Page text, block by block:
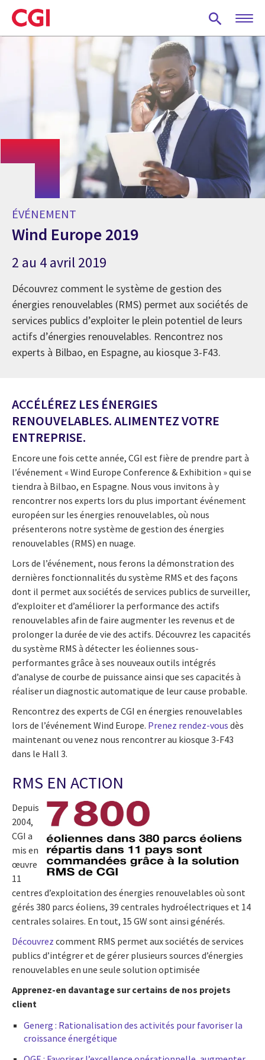
Skip
to
main
ÉVÉNEMENT
Wind Europe 2019
2 au 4 avril 2019
Découvrez comment le système de gestion des
énergies renouvelables (RMS) permet aux sociétés de
services publics d’exploiter le plein potentiel de leurs
actifs d’énergies renouvelables. Rencontrez nos
experts à Bilbao, en Espagne, au kiosque 3-F43.
ACCÉLÉREZ LES ÉNERGIES
RENOUVELABLES. ALIMENTEZ VOTRE
ENTREPRISE.
Encore une fois cette année, CGI est fière de prendre part à
l’événement « Wind Europe Conference & Exhibition » qui se
tiendra à Bilbao, en Espagne. Nous vous invitons à y
rencontrer nos experts lors du plus important événement
européen sur les énergies renouvelables, où nous
présenterons notre système de gestion des énergies
renouvelables (RMS) en nuage.
Lors de l’événement, nous ferons la démonstration des
dernières fonctionnalités du système RMS et des façons
dont il permet aux sociétés de services publics de surveiller,
d’exploiter et d’améliorer la performance des actifs
renouvelables afin de faire augmenter les revenus et de
prolonger la durée de vie des actifs. Découvrez les capacités
du système RMS à détecter les éoliennes sous-
performantes grâce à ses nouveaux outils intégrés
d’analyse de courbe de puissance ainsi que ses capacités à
réaliser un diagnostic automatique de leur cause probable.
Rencontrez des experts de CGI en énergies renouvelables
lors de l’événement Wind Europe. Prenez rendez-vous dès
maintenant ou venez nous rencontrer au kiosque 3-F43
dans le Hall 3.
RMS EN ACTION
Depuis
2004,
CGI a
mis en
œuvre
11
centres d’exploitation des énergies renouvelables où sont
gérés 380 parcs éoliens, 39 centrales hydroélectriques et 14
centrales solaires. En tout, 15 GW sont ainsi générés.
Découvrez comment RMS permet aux sociétés de services
publics d’intégrer et de gérer plusieurs sources d’énergies
renouvelables en une seule solution optimisée
Apprenez-en davantage sur certains de nos projets
client
Generg : Rationalisation des activités pour favoriser la
croissance énergétique